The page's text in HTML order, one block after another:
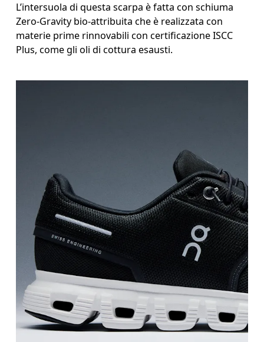
L’intersuola di questa scarpa è fatta con schiuma
Zero-Gravity bio-attribuita che è realizzata con
materie prime rinnovabili con certificazione ISCC
Plus, come gli oli di cottura esausti.